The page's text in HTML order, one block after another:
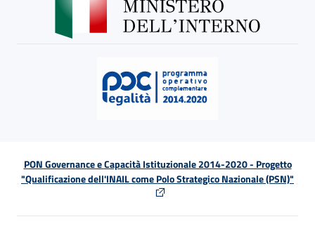
PON Governance e Capacità Istituzionale 2014-2020 - Progetto
"Qualificazione dell'INAIL come Polo Strategico Nazionale (PSN)"